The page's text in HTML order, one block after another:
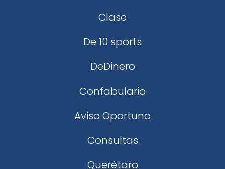
Clase
De 10 sports
DeDinero
Confabulario
Aviso Oportuno
Consultas
Querétaro